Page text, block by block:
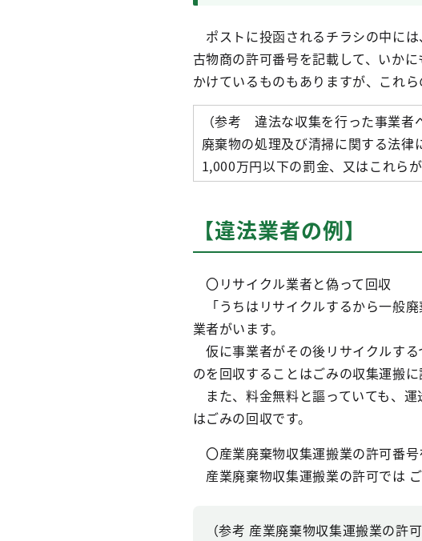
ポストに投函されるチラシの中に
古物商の許可番号を記載して、いか
かけているものもありますが、これ
（参考 違法な収集を行った事業
廃棄物の処理及び清掃に関する法
1,000万円以下の罰金、又はこれらが
【違法業者の例】
〇リサイクル業者と偽って回収
「うちはリサイクルするから一般
業者がいます。
仮に事業者がその後リサイクルす
のを回収することはごみの収集運搬に
また、料金無料と謳っていても、
はごみの回収です。
〇産業廃棄物収集運搬業の許可番
産業廃棄物収集運搬業の許可では
（参考 産業廃棄物収集運搬業の許可